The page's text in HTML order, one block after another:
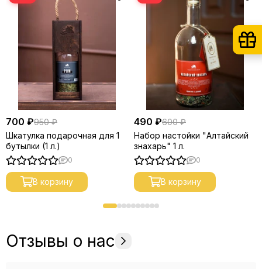
700 ₽950 ₽
Шкатулка подарочная для 1
бутылки (1 л.)
0
В корзину
490 ₽600 ₽
Набор настойки "Алтайский
знахарь" 1 л.
0
В корзину
Отзывы о нас